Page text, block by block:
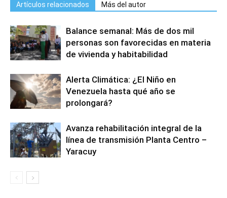
Artículos relacionados Más del autor
Balance semanal: Más de dos mil
personas son favorecidas en materia
de vivienda y habitabilidad
Alerta Climática: ¿El Niño en
Venezuela hasta qué año se
prolongará?
Avanza rehabilitación integral de la
línea de transmisión Planta Centro –
Yaracuy